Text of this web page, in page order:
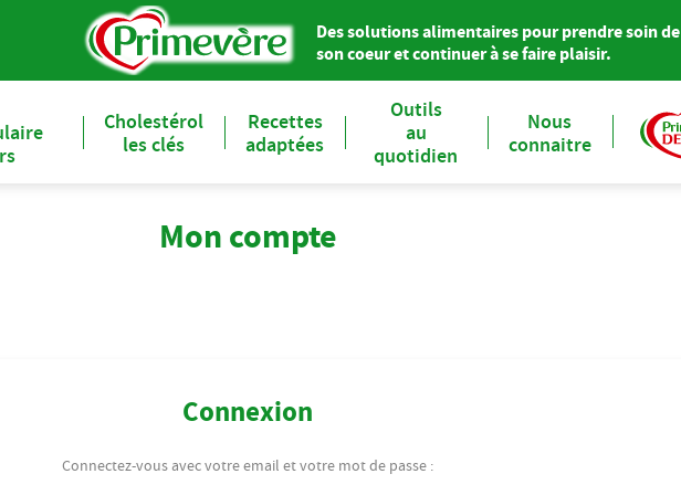
Des solutions alimentaires pour prendre soin de
son coeur et continuer à se faire plaisir.
Cholestérol
les clés
Recettes
adaptées
Outils
au
quotidien
Nous
connaitre
Mon compte
Connexion
Connectez-vous avec votre email et votre mot de passe :